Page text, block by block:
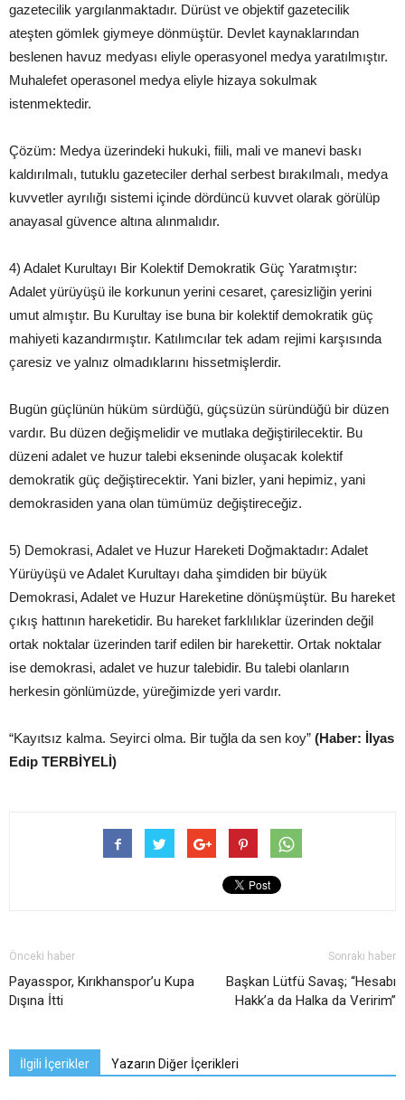
gazetecilik yargılanmaktadır. Dürüst ve objektif gazetecilik
ateşten gömlek giymeye dönmüştür. Devlet kaynaklarından
beslenen havuz medyası eliyle operasyonel medya yaratılmıştır.
Muhalefet operasonel medya eliyle hizaya sokulmak
istenmektedir.
Çözüm: Medya üzerindeki hukuki, fiili, mali ve manevi baskı
kaldırılmalı, tutuklu gazeteciler derhal serbest bırakılmalı, medya
kuvvetler ayrılığı sistemi içinde dördüncü kuvvet olarak görülüp
anayasal güvence altına alınmalıdır.
4) Adalet Kurultayı Bir Kolektif Demokratik Güç Yaratmıştır:
Adalet yürüyüşü ile korkunun yerini cesaret, çaresizliğin yerini
umut almıştır. Bu Kurultay ise buna bir kolektif demokratik güç
mahiyeti kazandırmıştır. Katılımcılar tek adam rejimi karşısında
çaresiz ve yalnız olmadıklarını hissetmişlerdir.
Bugün güçlünün hüküm sürdüğü, güçsüzün süründüğü bir düzen
vardır. Bu düzen değişmelidir ve mutlaka değiştirilecektir. Bu
düzeni adalet ve huzur talebi ekseninde oluşacak kolektif
demokratik güç değiştirecektir. Yani bizler, yani hepimiz, yani
demokrasiden yana olan tümümüz değiştireceğiz.
5) Demokrasi, Adalet ve Huzur Hareketi Doğmaktadır: Adalet
Yürüyüşü ve Adalet Kurultayı daha şimdiden bir büyük
Demokrasi, Adalet ve Huzur Hareketine dönüşmüştür. Bu hareket
çıkış hattının hareketidir. Bu hareket farklılıklar üzerinden değil
ortak noktalar üzerinden tarif edilen bir harekettir. Ortak noktalar
ise demokrasi, adalet ve huzur talebidir. Bu talebi olanların
herkesin gönlümüzde, yüreğimizde yeri vardır.
“Kayıtsız kalma. Seyirci olma. Bir tuğla da sen koy” (Haber: İlyas
Edip TERBİYELİ)
Önceki haber
Payasspor, Kırıkhanspor’u Kupa
Dışına İtti
Sonraki haber
Başkan Lütfü Savaş; “Hesabı
Hakk’a da Halka da Veririm”
İlgili İçerikler Yazarın Diğer İçerikleri